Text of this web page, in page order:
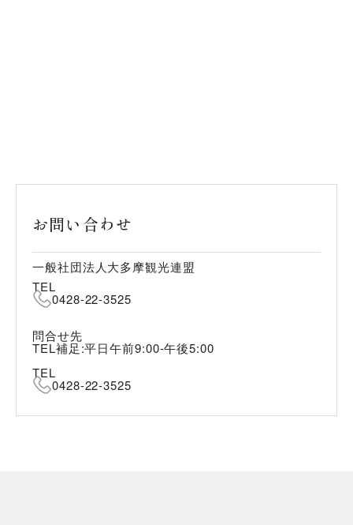
お問い合わせ
一般社団法人大多摩観光連盟
TEL
0428-22-3525
問合せ先
TEL補足:平日午前9:00-午後5:00
TEL
0428-22-3525